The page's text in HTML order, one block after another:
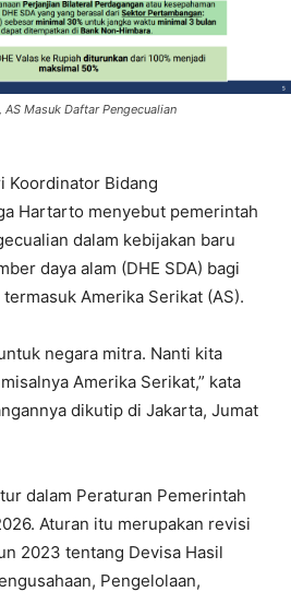
Masuk Daftar Pengecualian
Koordinator Bidang
Hartarto menyebut pemerintah
dalam kebijakan baru
daya alam (DHE SDA) bagi
Amerika Serikat (AS).
negara mitra. Nanti kita
Amerika Serikat,” kata
dikutip di Jakarta, Jumat
dalam Peraturan Pemerintah
Aturan itu merupakan revisi
2023 tentang Devisa Hasil
Pengelolaan,